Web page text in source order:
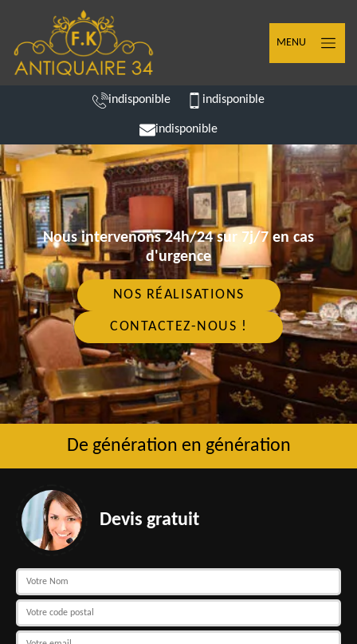
MENU
indisponible indisponible
indisponible
Nous intervenons 24h/24 sur 7j/7 en cas
d'urgence
NOS RÉALISATIONS
CONTACTEZ-NOUS !
De génération en génération
Devis gratuit